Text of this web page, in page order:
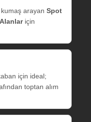
arayan Spot
için
için ideal;
toptan alım